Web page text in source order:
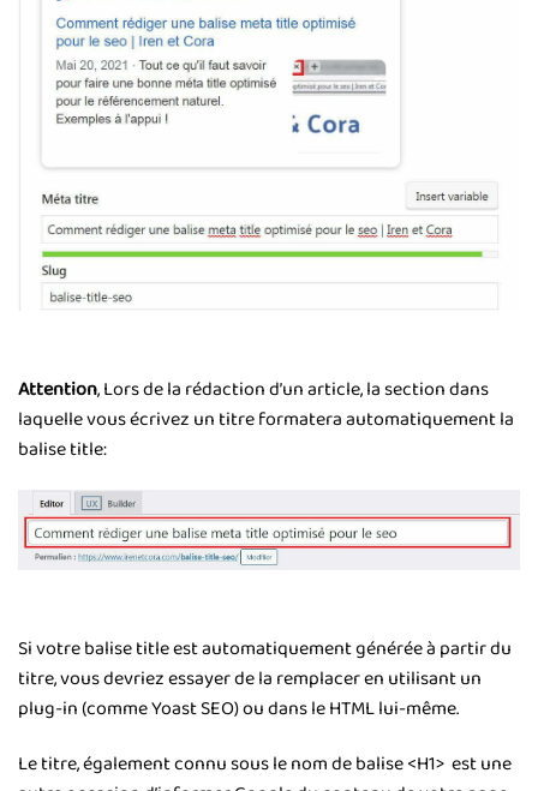
Attention, Lors de la rédaction d’un article, la section dans
laquelle vous écrivez un titre formatera automatiquement la
balise title:
Si votre balise title est automatiquement générée à partir du
titre, vous devriez essayer de la remplacer en utilisant un
plug-in (comme Yoast SEO) ou dans le HTML lui-même.
Le titre, également connu sous le nom de balise <H1> est une